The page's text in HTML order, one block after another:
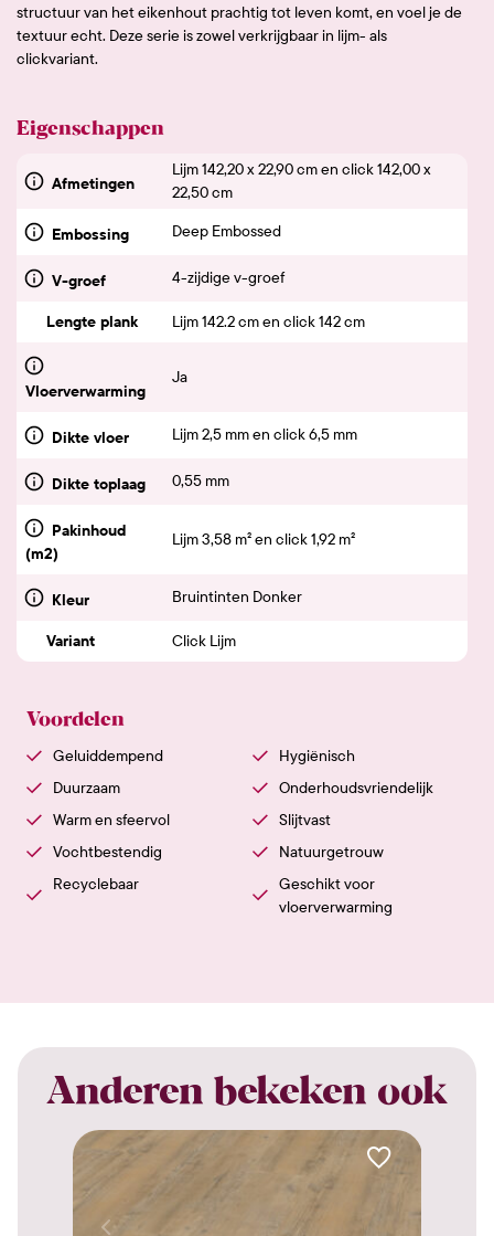
structuur van het eikenhout prachtig tot leven komt, en voel je de
textuur echt. Deze serie is zowel verkrijgbaar in lijm- als
clickvariant.
Eigenschappen
Afmetingen
Lijm 142,20 x 22,90 cm en click 142,00 x
22,50 cm
Embossing Deep Embossed
V-groef 4-zijdige v-groef
Lengte plank Lijm 142.2 cm en click 142 cm
Vloerverwarming
Ja
Dikte vloer Lijm 2,5 mm en click 6,5 mm
Dikte toplaag 0,55 mm
Pakinhoud
(m2)
Lijm 3,58 m² en click 1,92 m²
Kleur Bruintinten Donker
Variant Click Lijm
Voordelen
Geluiddempend
Hygiënisch
Duurzaam
Onderhoudsvriendelijk
Warm en sfeervol
Slijtvast
Vochtbestendig
Natuurgetrouw
Recyclebaar
Geschikt voor
vloerverwarming
Anderen bekeken ook